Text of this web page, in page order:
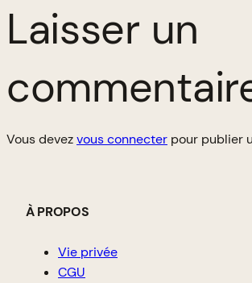
Laisser un
Vous devezvous connecter pour publier
À PROPOS
Vie privée
CGU